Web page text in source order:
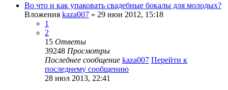
Во что и как упаковать свадебные бокалы для молодых?
Вложения kaza007 » 29 июн 2012, 15:18
1
2
15 Ответы
39248 Просмотры
Последнее сообщение kaza007 Перейти к
последнему сообщению
28 июл 2013, 22:41